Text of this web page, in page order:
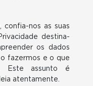
confia-nos as suas
destina-
os dados
fazermos e o que
Este assunto é
atentamente.